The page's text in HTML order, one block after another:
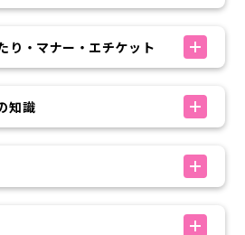
り・マナー・エチケット
知識